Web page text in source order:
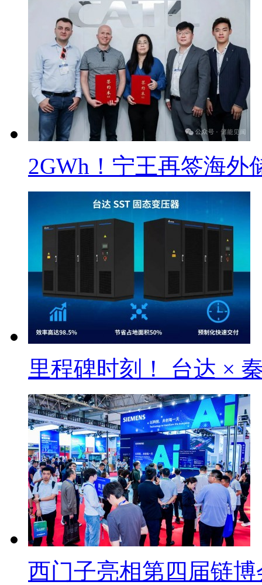
2GWh！宁王再签海外
里程碑时刻！ 台达 ×
西门子亮相第四届链博